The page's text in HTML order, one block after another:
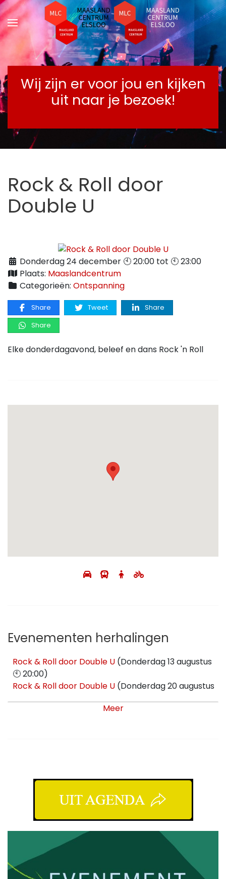
Terug naar hoofdinhoud
Wij zijn er voor jou en kijken
uit naar je bezoek!
Rock & Roll door
Double U
Donderdag 24 december 🕙 20:00 tot 🕙 23:00
Plaats: Maaslandcentrum
Categorieën: Ontspanning
Share Tweet
Share
Share
Elke donderdagavond, beleef en dans Rock 'n Roll
Evenementen herhalingen
Rock & Roll door Double U (Donderdag 13 augustus
🕙 20:00)
Rock & Roll door Double U (Donderdag 20 augustus
Rock & Roll door Double U(Donderdag 27 augustus
Rock & Roll door Double U(Donderdag 17
september 🕙 20:00)
Rock & Roll door Double U(Donderdag 24
september 🕙 20:00)
Rock & Roll door Double U(Donderdag 01 oktober
Rock & Roll door Double U
(Donderdag 08 oktober
🕙 20:00)
Meer